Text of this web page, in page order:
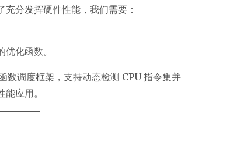
分发挥硬件性能，我们需要：
化函数。
数调度框架，支持动态检测 CPU 指令集并
应用。